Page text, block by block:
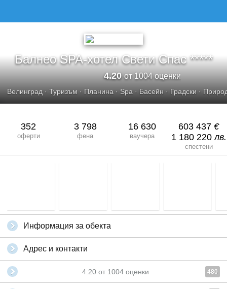
Балнео SPA-хотел Свети Спас *****
4.20от 1004 оценки
Велинград · Туризъм · Планина · Spa · Басейн · Градски ·
352
оферти
3 798
фена
16 630
ваучера
603 437 €
1 180 220лв.
спестени
Информация за обекта
Адрес и контакти
4.20 от 1004 оценки 480